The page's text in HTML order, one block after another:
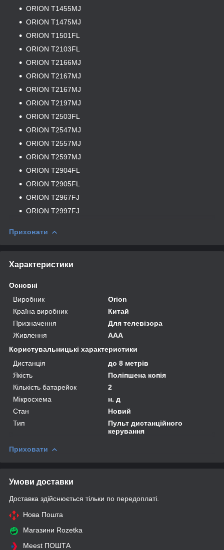
ORION T1455MJ
ORION T1475MJ
ORION T1501FL
ORION T2103FL
ORION T2166MJ
ORION T2167MJ
ORION T2167MJ
ORION T2197MJ
ORION T2503FL
ORION T2547MJ
ORION T2557MJ
ORION T2597MJ
ORION T2904FL
ORION T2905FL
ORION T2967FJ
ORION T2997FJ
Приховати
Характеристики
Основні
Виробник
Orion
Країна виробник
Китай
Призначення
Для телевізора
Живлення
AAA
Користувальницькі характеристики
Дистанція
до 8 метрів
Якість
Поліпшена копія
Кількість батарейок
2
Мікросхема
н. д
Стан
Новий
Тип
Пульт дистанційного
керування
Приховати
Умови доставки
Доставка здійснюється тільки по передоплаті.
Нова Пошта
Магазини Rozetka
Meest ПОШТА